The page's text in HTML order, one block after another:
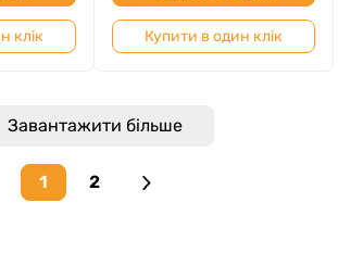
клік Купити в один клік
Завантажити більше
1 2
Next page